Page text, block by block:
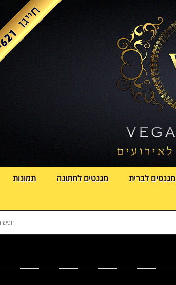
מגנטים לברית מגנטים לחתונה
תמונות